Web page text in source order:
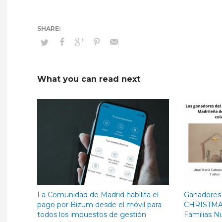
What you can read next
La Comunidad de Madrid habilita el
pago por Bizum desde el móvil para
todos los impuestos de gestión
Familias